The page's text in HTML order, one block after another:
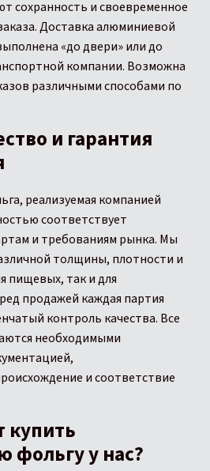
сохранность и своевременное
Доставка алюминиевой
«до двери» или до
компании. Возможна
различными способами по
и гарантия
реализуемая компанией
соответствует
и требованиям рынка. Мы
толщины, плотности и
пищевых, так и для
продажей каждая партия
контроль качества. Все
необходимыми
и соответствие
купить
фольгу у нас?